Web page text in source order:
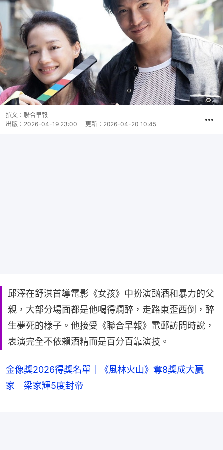
撰文： 聯合早報
出版： 2026-04-19 23:00 更新： 2026-04-20 10:45
邱澤在舒淇首導電影《女孩》中扮演酗酒和暴力的父
親，大部分場面都是他喝得爛醉，走路東歪西倒，醉
生夢死的樣子。他接受《聯合早報》電郵訪問時說，
表演完全不依賴酒精而是百分百靠演技。
金像獎2026得獎名單｜《風林火山》奪8獎成大贏
家 梁家輝5度封帝